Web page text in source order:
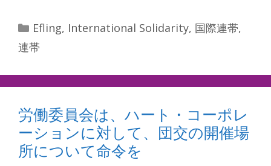
Categories
Efling, International Solidarity, 国際連帯,
連帯
労働委員会は、ハート・コーポレ
ーションに対して、団交の開催場
所について命令を